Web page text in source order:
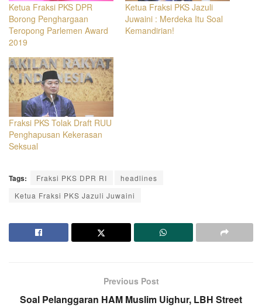
Ketua Fraksi PKS DPR
Borong Penghargaan
Teropong Parlemen Award
2019
Ketua Fraksi PKS Jazuli
Juwaini : Merdeka Itu Soal
Kemandirian!
Fraksi PKS Tolak Draft RUU
Penghapusan Kekerasan
Seksual
Tags: Fraksi PKS DPR RI
headlines
Ketua Fraksi PKS Jazuli Juwaini
Previous Post
Soal Pelanggaran HAM Muslim Uighur, LBH Street